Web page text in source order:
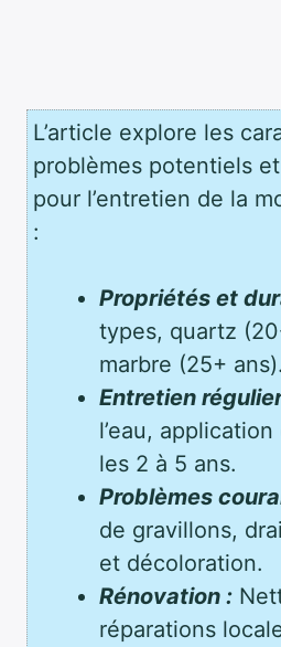
L’article explore les
problèmes potentiels
pour l’entretien de la
:
Propriétés et
types, quartz
marbre (25+ ans).
Entretien
l’eau,
les 2 à 5 ans.
Problèmes
de gravillons,
et décoloration.
Rénovation :
réparations